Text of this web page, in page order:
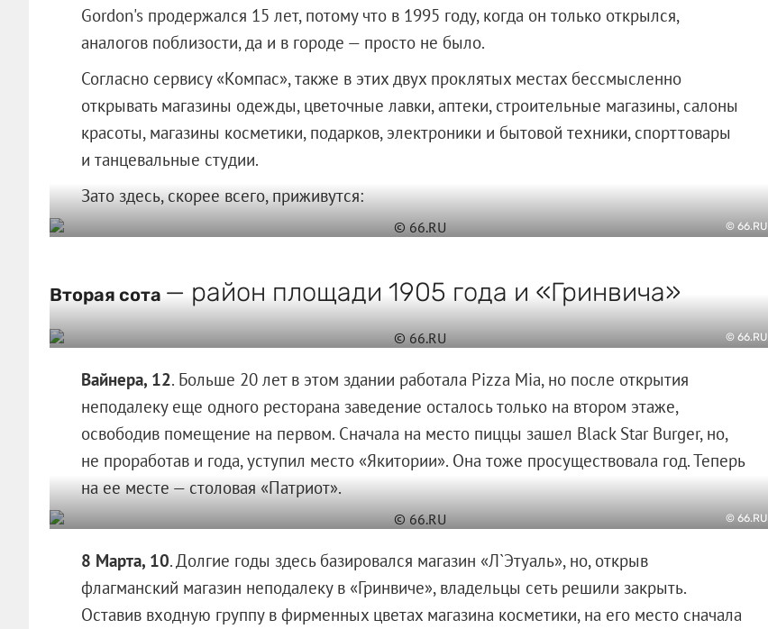
Gordon's продержался 15 лет, потому что в 1995 году, когда он только открылся,
аналогов поблизости, да и в городе — просто не было.
Согласно сервису «Компас», также в этих двух проклятых местах бессмысленно
открывать магазины одежды, цветочные лавки, аптеки, строительные магазины, салоны
красоты, магазины косметики, подарков, электроники и бытовой техники, спорттовары
и танцевальные студии.
Зато здесь, скорее всего, приживутся:
© 66.RU
Вторая сота — район площади 1905 года и «Гринвича»
© 66.RU
Вайнера, 12. Больше 20 лет в этом здании работала Pizza Miа, но после открытия
неподалеку еще одного ресторана заведение осталось только на втором этаже,
освободив помещение на первом. Сначала на место пиццы зашел Black Star Burger, но,
не проработав и года, уступил место «Якитории». Она тоже просуществовала год. Теперь
на ее месте — столовая «Патриот».
© 66.RU
8 Марта, 10. Долгие годы здесь базировался магазин «Л`Этуаль», но, открыв
флагманский магазин неподалеку в «Гринвиче», владельцы сеть решили закрыть.
Оставив входную группу в фирменных цветах магазина косметики, на его место сначала